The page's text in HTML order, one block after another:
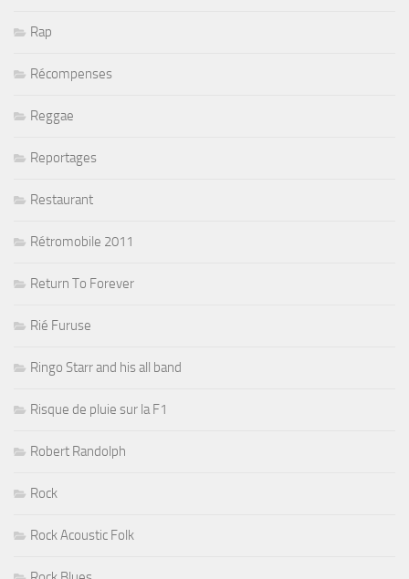
Rap
Récompenses
Reggae
Reportages
Restaurant
Rétromobile 2011
Return To Forever
Rié Furuse
Ringo Starr and his all band
Risque de pluie sur la F1
Robert Randolph
Rock
Rock Acoustic Folk